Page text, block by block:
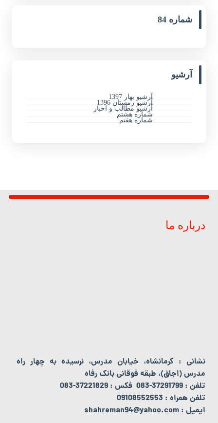
شماره 84
آرشیو
آرشیو بهار 1397
آرشیو زمستان 1396
آرشیو مطالب و اخبار
شماره هشتم
شماره هفتم
درباره ما
نشانی : کرمانشاه، خیابان مدرس، نرسیده به چهار راه
مدرس (اجاق)، طبقه فوقانی بانک رفاه
تلفن : 37291799-083 فکس : 37221829-083
تلفن همراه : 09108552553
ایمیل : shahreman94@yahoo.com